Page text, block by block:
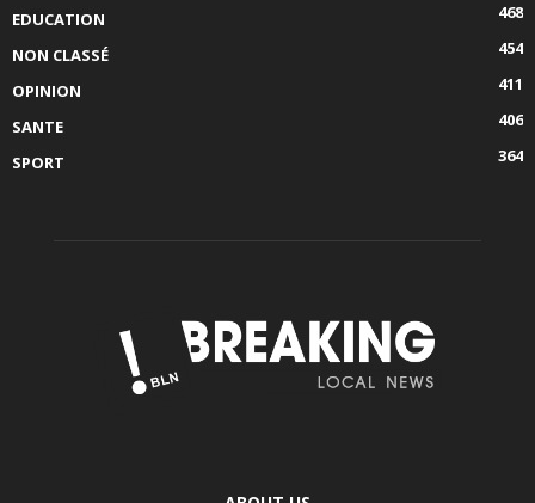
EDUCATION
468
NON CLASSÉ
454
OPINION
411
SANTE
406
SPORT
364